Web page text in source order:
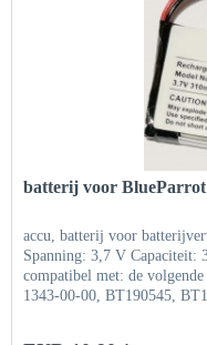
batterij voor
accu, batterij voor
Spanning: 3,7 V Capaciteit:
compatibel met: de
1343-00-00, BT190545,